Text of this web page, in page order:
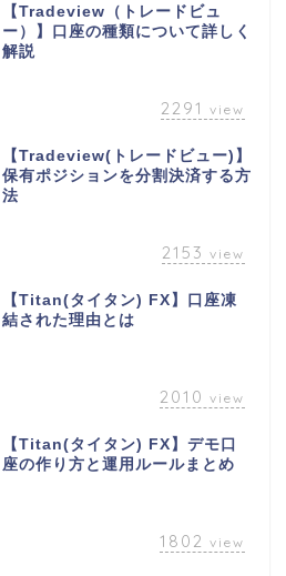
【Tradeview（トレードビュ
ー）】口座の種類について詳しく
解説
2291 view
【Tradeview(トレードビュー)】
保有ポジションを分割決済する方
法
2153 view
【Titan(タイタン) FX】口座凍
結された理由とは
2010 view
【Titan(タイタン) FX】デモ口
座の作り方と運用ルールまとめ
1802 view